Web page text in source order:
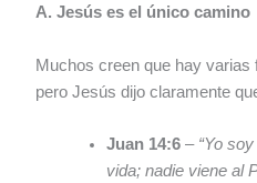
A. Jesús es el único camino
Muchos creen que hay varias
pero Jesús dijo claramente
Juan 14:6 – “Yo
vida; nadie viene al